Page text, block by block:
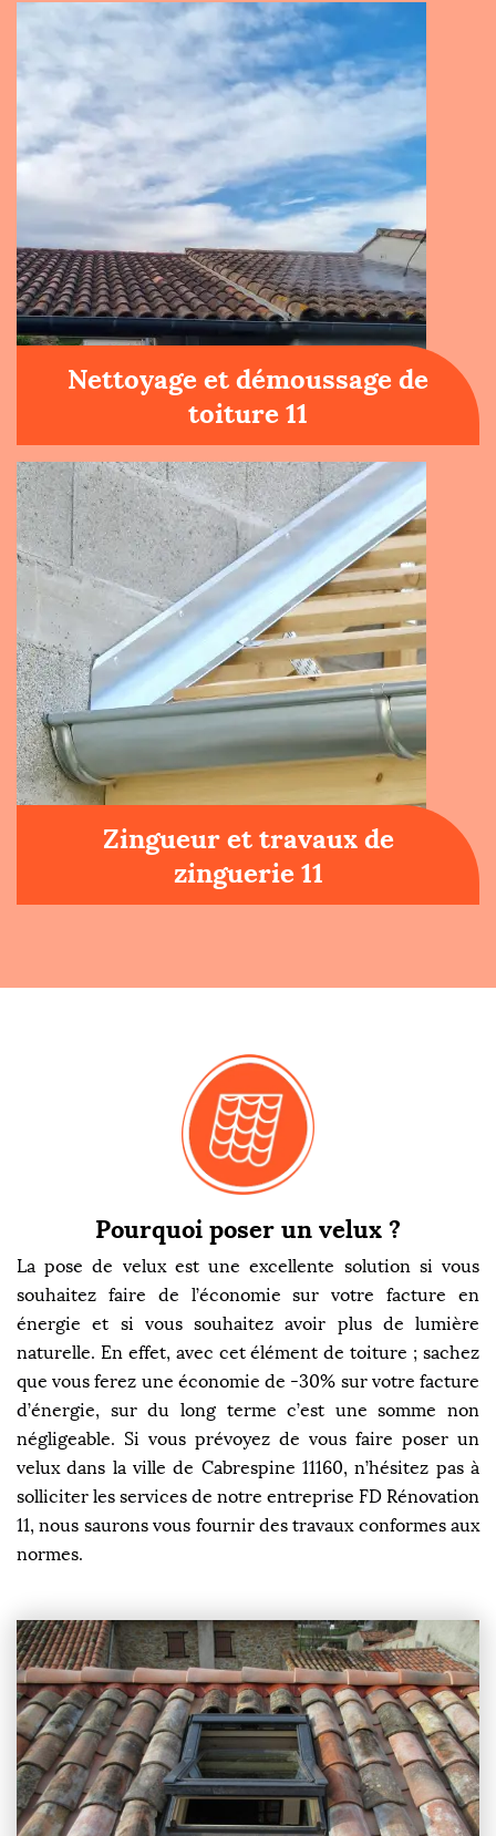
Nettoyage et démoussage de
toiture 11
Zingueur et travaux de
zinguerie 11
Pourquoi poser un velux ?
La pose de velux est une excellente solution si vous
souhaitez faire de l’économie sur votre facture en
énergie et si vous souhaitez avoir plus de lumière
naturelle. En effet, avec cet élément de toiture ; sachez
que vous ferez une économie de -30% sur votre facture
d’énergie, sur du long terme c’est une somme non
négligeable. Si vous prévoyez de vous faire poser un
velux dans la ville de Cabrespine 11160, n’hésitez pas à
solliciter les services de notre entreprise FD Rénovation
11, nous saurons vous fournir des travaux conformes aux
normes.